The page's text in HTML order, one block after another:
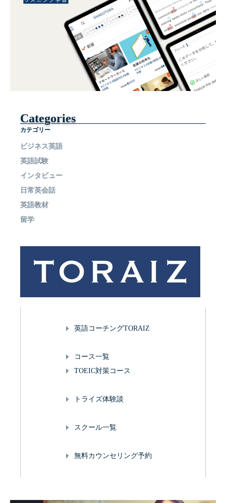
Categories
カテゴリー
ビジネス英語
英語試験
インタビュー
日常英会話
英語教材
留学
英語コーチングTORAIZ
コース一覧
TOEIC対策コース
トライズ体験談
スクール一覧
無料カウンセリング予約